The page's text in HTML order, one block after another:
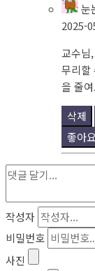
눈
2025-
교수님
무리할
을 줄
삭제
좋아요
작성자
비밀번호
사진